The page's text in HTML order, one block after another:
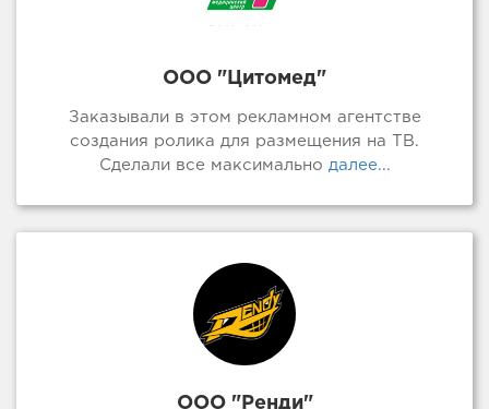
ООО "Цитомед"
Заказывали в этом рекламном агентстве
создания ролика для размещения на ТВ.
Сделали все максимально далее...
ООО "Ренди"